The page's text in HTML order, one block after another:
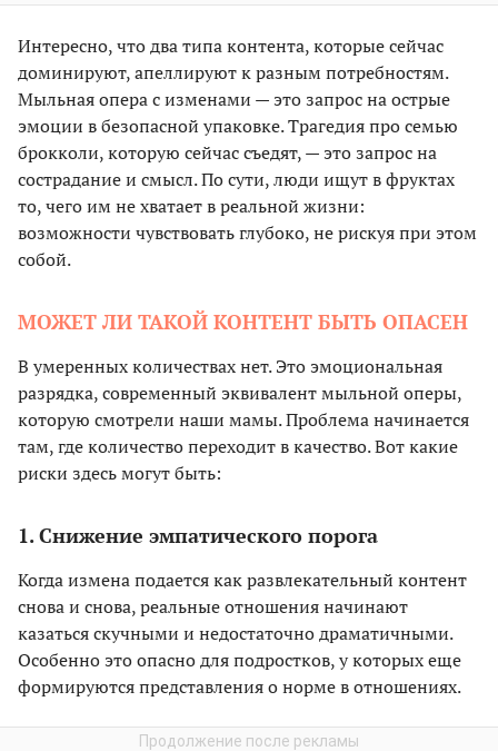
Интересно, что два типа контента, которые сейчас
доминируют, апеллируют к разным потребностям.
Мыльная опера с изменами — это запрос на острые
эмоции в безопасной упаковке. Трагедия про семью
брокколи, которую сейчас съедят, — это запрос на
сострадание и смысл. По сути, люди ищут в фруктах
то, чего им не хватает в реальной жизни:
возможности чувствовать глубоко, не рискуя при этом
собой.
МОЖЕТ ЛИ ТАКОЙ КОНТЕНТ БЫТЬ ОПАСЕН
В умеренных количествах нет. Это эмоциональная
разрядка, современный эквивалент мыльной оперы,
которую смотрели наши мамы. Проблема начинается
там, где количество переходит в качество. Вот какие
риски здесь могут быть:
1. Снижение эмпатического порога
Когда измена подается как развлекательный контент
снова и снова, реальные отношения начинают
казаться скучными и недостаточно драматичными.
Особенно это опасно для подростков, у которых еще
формируются представления о норме в отношениях.